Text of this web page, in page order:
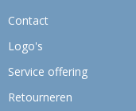
Contact
Logo's
Service offering
Retourneren